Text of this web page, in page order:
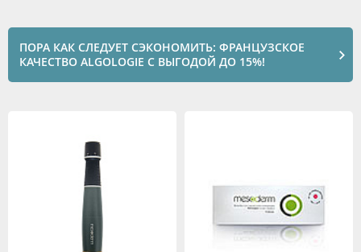
ПОРА КАК СЛЕДУЕТ СЭКОНОМИТЬ: ФРАНЦУЗСКОЕ
КАЧЕСТВО ALGOLOGIE С ВЫГОДОЙ ДО 15%!